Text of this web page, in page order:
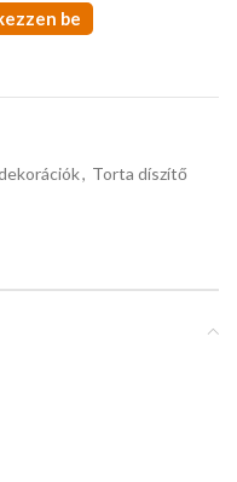
be
, Torta díszítő